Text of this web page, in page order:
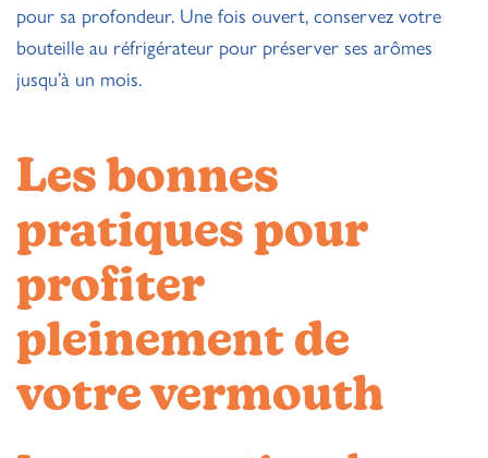
pour sa profondeur. Une fois ouvert, conservez votre
bouteille au réfrigérateur pour préserver ses arômes
jusqu’à un mois.
Les bonnes
pratiques pour
profiter
pleinement de
votre vermouth